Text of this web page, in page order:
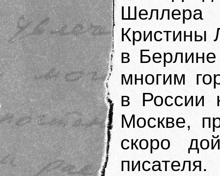
Кристины
в
многим
в России
Москве,
скоро
писателя.